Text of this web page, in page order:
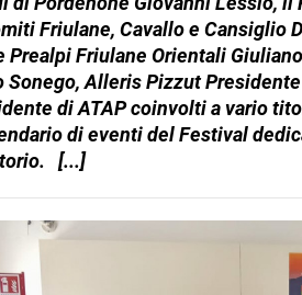
Friulane, Cavallo e Cansiglio
Prealpi Friulane Orientali
Sonego, Alleris Pizzut
di ATAP coinvolti a vario
di eventi del Festival
[...]